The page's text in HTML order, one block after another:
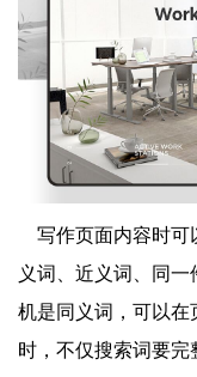
写作页面内容时可
义词、近义词、同
机是同义词，可以在
时，不仅搜索词要